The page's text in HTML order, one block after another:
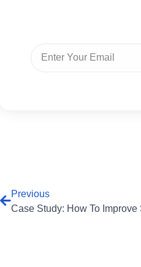
Previous
Case Study: How To Improve